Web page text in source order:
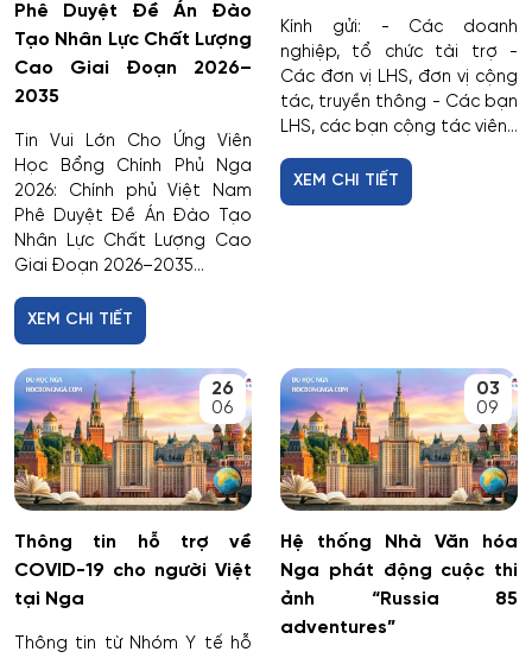
Phê Duyệt Đề Án Đào
Tạo Nhân Lực Chất Lượng
Cao Giai Đoạn 2026–
2035
Tin Vui Lớn Cho Ứng Viên
Học Bổng Chính Phủ Nga
2026: Chính phủ Việt Nam
Phê Duyệt Đề Án Đào Tạo
Nhân Lực Chất Lượng Cao
Giai Đoạn 2026–2035...
XEM CHI TIẾT
Kính gửi: - Các doanh
nghiệp, tổ chức tài trợ -
Các đơn vị LHS, đơn vị cộng
tác, truyền thông - Các bạn
LHS, các bạn cộng tác viên...
XEM CHI TIẾT
26
06
Thông tin hỗ trợ về
COVID-19 cho người Việt
tại Nga
Thông tin từ Nhóm Y tế hỗ
03
09
Hệ thống Nhà Văn hóa
Nga phát động cuộc thi
ảnh “Russia 85
adventures”